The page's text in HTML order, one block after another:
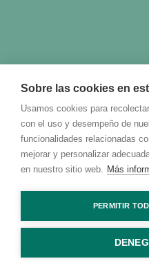
Sobre las cookies en
Usamos cookies para
con el uso y desempeño de
funcionalidades relacionadas
mejorar y personalizar
en nuestro sitio web. Más
PERMITIR